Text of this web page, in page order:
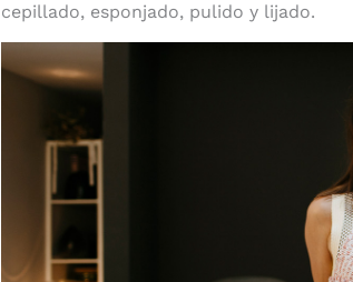
cepillado, esponjado, pulido y lijado.